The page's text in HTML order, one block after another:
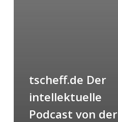
tscheff.de Der
intellektuelle
Podcast von der